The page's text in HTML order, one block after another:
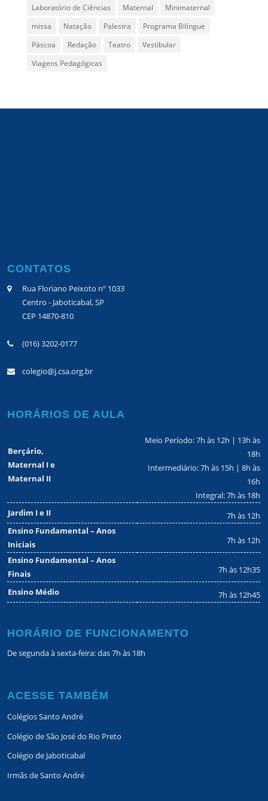
Laboratório de Ciências
Maternal
Minimaternal
missa
Natação Palestra
Programa Bilíngue
Páscoa
Redação Teatro
Vestibular
Viagens Pedagógicas
CONTATOS
Rua Floriano Peixoto nº 1033
Centro - Jaboticabal, SP
CEP 14870-810
(016) 3202-0177
colegio@j.csa.org.br
HORÁRIOS DE AULA
Berçário,
Maternal I e
Maternal II
Meio Período: 7h às 12h | 13h às
18h
Intermediário: 7h às 15h | 8h às
16h
Integral: 7h às 18h
Jardim I e II
7h às 12h
Ensino Fundamental – Anos
Iniciais
7h às 12h
Ensino Fundamental – Anos
Finais
7h às 12h35
Ensino Médio 7h às 12h45
HORÁRIO DE FUNCIONAMENTO
De segunda à sexta-feira: das 7h às 18h
ACESSE TAMBÉM
Colégios Santo André
Colégio de São José do Rio Preto
Colégio de Jaboticabal
Irmãs de Santo André